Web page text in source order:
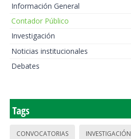
Información General
Contador Público
Investigación
Noticias institucionales
Debates
Tags
CONVOCATORIAS INVESTIGACIÓN